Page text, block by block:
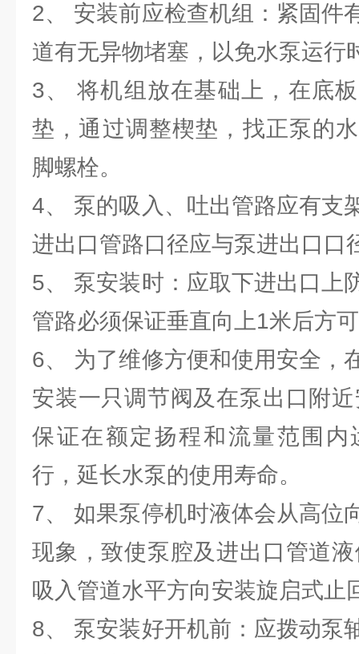
2、 安装前应检查机组：紧固件
道有无异物堵塞，以免水泵运行
3、 将机组放在基础上，在底
垫，通过调整楔垫，找正泵的
脚螺栓。
4、 泵的吸入、吐出管路应有支
进出口管路口径应与泵进出口口
5、 泵安装时：应取下进出口上
管路必须保证垂直向上1米后方
6、 为了维修方便和使用安全，
安装一只调节阀及在泵出口附
保证在额定扬程和流量范围内
行，延长水泵的使用寿命。
7、 如果泵停机时液体会从高位
现象，致使泵腔及进出口管道
吸入管道水平方向安装旋启式止
8、 泵安装好开机前：应拨动泵